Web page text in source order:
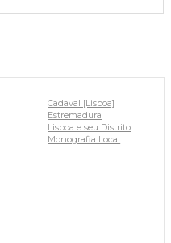
Cadaval [Lisboa]
Estremadura
Lisboa e seu Distrito
Monografia Local